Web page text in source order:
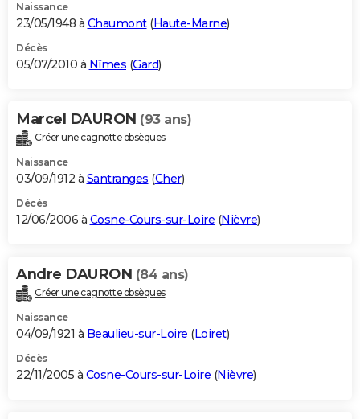
Naissance
23/05/1948 à Chaumont(Haute-Marne)
Décès
05/07/2010 à Nîmes (Gard)
Marcel DAURON (93 ans)
Créer une cagnotte obsèques
Naissance
03/09/1912 à Santranges (Cher)
Décès
12/06/2006 à Cosne-Cours-sur-Loire (Nièvre)
Andre DAURON (84 ans)
Créer une cagnotte obsèques
Naissance
04/09/1921 à Beaulieu-sur-Loire (Loiret)
Décès
22/11/2005 à Cosne-Cours-sur-Loire (Nièvre)